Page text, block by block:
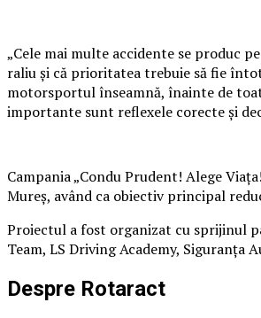
„Cele mai multe accidente se produc
raliu și că prioritatea trebuie să fie
motorsportul înseamnă, înainte de
importante sunt reflexele corecte și
Campania „Condu Prudent! Alege
Mureș, având ca obiectiv principal
Proiectul a fost organizat cu sprijinul
Team, LS Driving Academy, Siguranța
Despre Rotaract